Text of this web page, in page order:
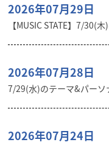
2026年07月29日
【MUSIC STATE】7/30(
2026年07月28日
7/29(水)のテーマ&パーソ
2026年07月24日